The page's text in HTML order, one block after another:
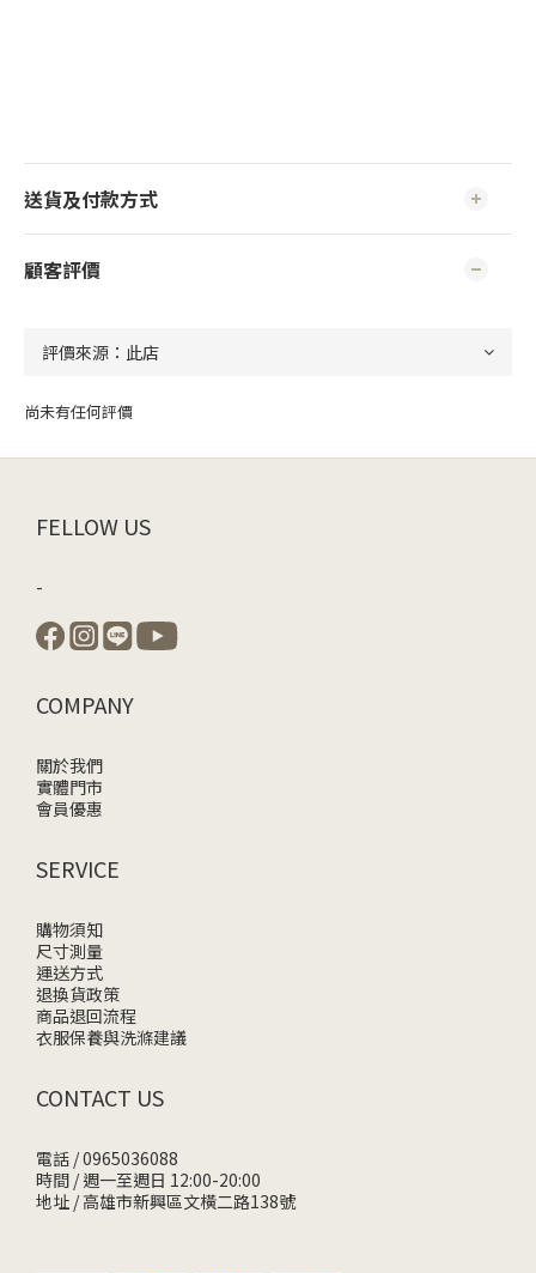
送貨及付款方式
顧客評價
尚未有任何評價
FELLOW US
-
COMPANY
關於我們
實體門市
會員優惠
SERVICE
購物須知
尺寸測量
運送方式
退換貨政策
商品退回流程
衣服保養與洗滌建議
CONTACT US
電話 / 0965036088
時間 / 週一至週日 12:00-20:00
地址 / 高雄市新興區文橫二路138號